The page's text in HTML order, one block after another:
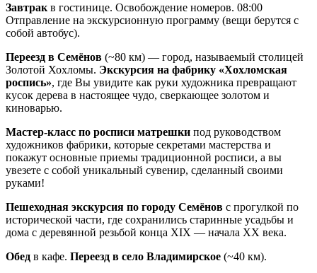
Завтрак в гостинице. Освобождение номеров. 08:00
Отправление на экскурсионную программу (вещи берутся с
собой автобус).
Переезд в Семёнов (~80 км) — город, называемый столицей
Золотой Хохломы. Экскурсия на фабрику «Хохломская
роспись», где Вы увидите как руки художника превращают
кусок дерева в настоящее чудо, сверкающее золотом и
киноварью.
Мастер-класс по росписи матрешки под руководством
художников фабрики, которые секретами мастерства и
покажут основные приемы традиционной росписи, а вы
увезете с собой уникальный сувенир, сделанный своими
руками!
Пешеходная экскурсия по городу Семёнов с прогулкой по
исторической части, где сохранились старинные усадьбы и
дома с деревянной резьбой конца XIX — начала ХХ века.
Обед в кафе. Переезд в село Владимирское (~40 км).